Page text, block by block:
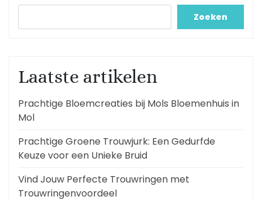
Zoeken
Laatste artikelen
Prachtige Bloemcreaties bij Mols Bloemenhuis in
Mol
Prachtige Groene Trouwjurk: Een Gedurfde
Keuze voor een Unieke Bruid
Vind Jouw Perfecte Trouwringen met
Trouwringenvoordeel